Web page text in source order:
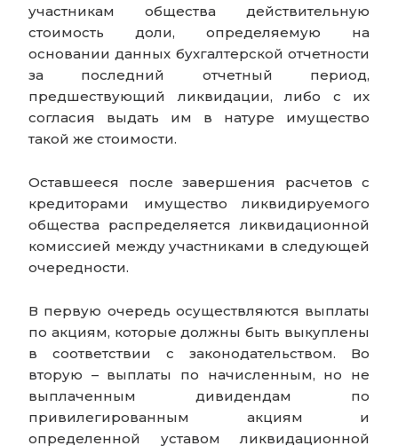
участникам общества действительную
стоимость доли, определяемую на
основании данных бухгалтерской отчетности
за последний отчетный период,
предшествующий ликвидации, либо с их
согласия выдать им в натуре имущество
такой же стоимости.
Оставшееся после завершения расчетов с
кредиторами имущество ликвидируемого
общества распределяется ликвидационной
комиссией между участниками в следующей
очередности.
В первую очередь осуществляются выплаты
по акциям, которые должны быть выкуплены
в соответствии с законодательством. Во
вторую – выплаты по начисленным, но не
выплаченным дивидендам по
привилегированным акциям и
определенной уставом ликвидационной